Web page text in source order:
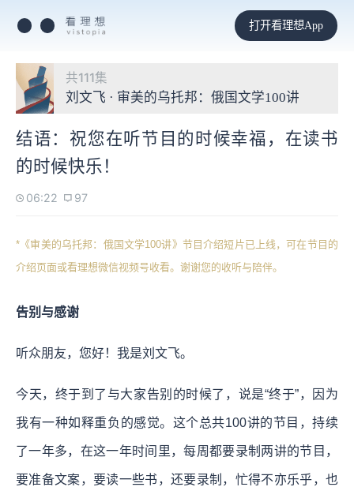
打开看理想App
共111集
刘文飞 · 审美的乌托邦：俄国文学100讲
结语：祝您在听节目的时候幸福，在读书
的时候快乐！
06:22 97
*《审美的乌托邦：俄国文学100讲》节目介绍短片已上线，可在节目的
介绍页面或看理想微信视频号收看。谢谢您的收听与陪伴。
告别与感谢
听众朋友，您好！我是刘文飞。
今天，终于到了与大家告别的时候了，说是“终于”，因为
我有一种如释重负的感觉。这个总共100讲的节目，持续
了一年多，在这一年时间里，每周都要录制两讲的节目，
要准备文案，要读一些书，还要录制，忙得不亦乐乎，也